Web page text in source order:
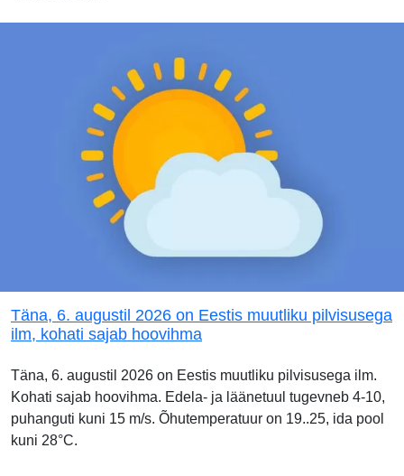
Täna, 6. augustil 2026 on Eestis muutliku pilvisusega
ilm, kohati sajab hoovihma
Täna, 6. augustil 2026 on Eestis muutliku pilvisusega ilm.
Kohati sajab hoovihma. Edela- ja läänetuul tugevneb 4-10,
puhanguti kuni 15 m/s. Õhutemperatuur on 19..25, ida pool
kuni 28°C.